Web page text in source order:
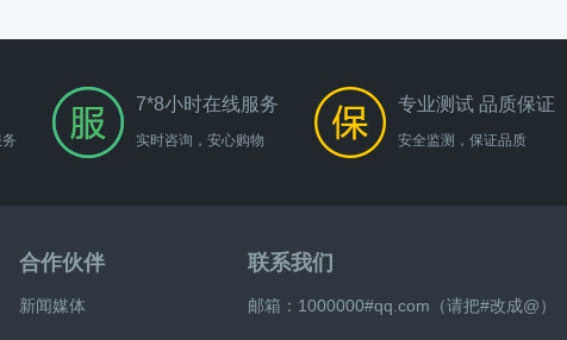
7*8小时在线服务
实时咨询，安心购物
专业测试 品质保证
安全监测，保证品质
合作伙伴
新闻媒体
联系我们
邮箱：1000000#qq.com（请把#改成@）